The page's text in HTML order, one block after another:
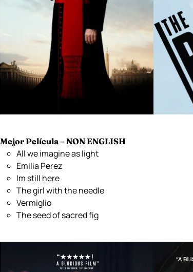
Mejor Película – NON ENGLISH
All we imagine as light
Emilia Perez
Im still here
The girl with the needle
Vermiglio
The seed of sacred fig